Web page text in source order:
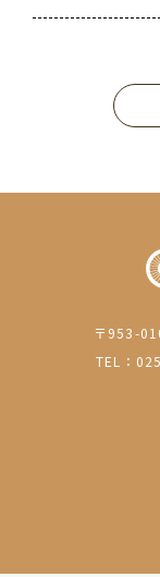
〒953-
TEL：